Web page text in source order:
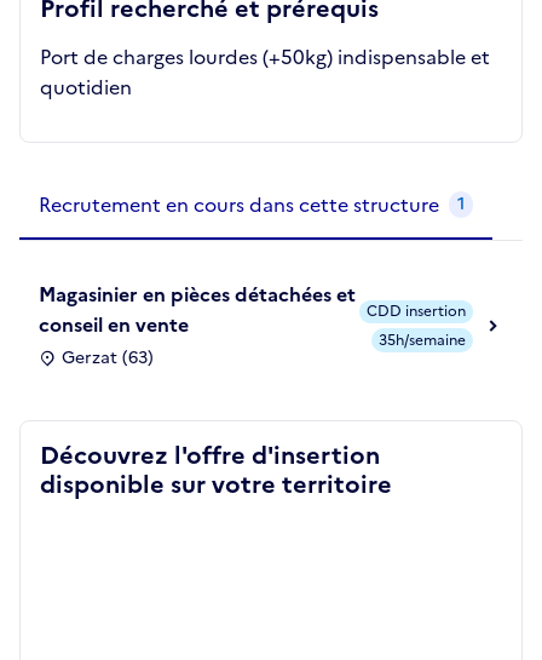
Profil recherché et prérequis
Port de charges lourdes (+50kg) indispensable et
quotidien
Recrutement en cours dans cette structure 1
Magasinier en pièces détachées et
conseil en vente
Gerzat (63)
CDD insertion
35h/semaine
Découvrez l'offre d'insertion
disponible sur votre territoire